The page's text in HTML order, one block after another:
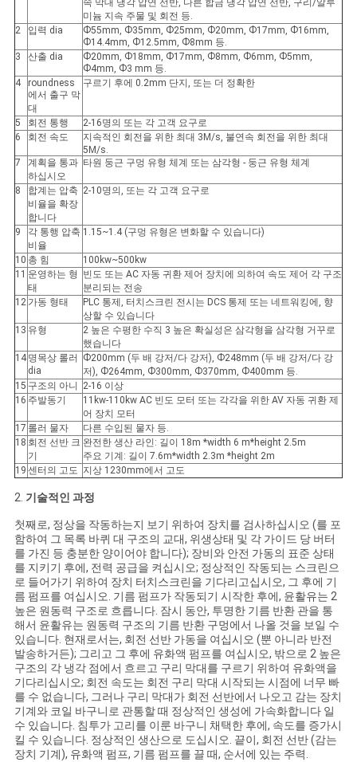
속 막대 냉각 압연 선반, 다른 합금 냉각 압연 선반, 구리/알루
미늄 지속 주물 및 회전 등.
2
입력 dia
Ф55mm, Ф35mm, Ф25mm, Ф20mm, Ф17mm, Ф16mm,
Ф14.4mm, Ф12.5mm, Ф8mm 등.
3
산출 dia
Ф20mm, Ф18mm, Ф17mm, Ф8mm, Ф6mm, Ф5mm,
Ф4mm, Ф3 mm 등.
4
roundness
에서 출구 막
대
구르기 후에 0.2mm 단지, 또는 더 정확한
5 회전 통행
2-16명의 또는 각 고객 요구로
6
회전 속도
지속적인 회전을 위한 최대 3M/s, 불연속 회전을 위한 최대
5M/s.
7
계획을 통과
하십시오
타원 둥근 구멍 유형 체계 또는 삼각형 - 둥근 유형 체계
8
합계는 압축
비율을 확장
합니다
2-10명의, 또는 각 고객 요구로
9
각 통행 압축
비율
1.15~1.4 (구멍 유형은 변화할 수 있습니다)
10 총 힘
100kw~500kw
11 운영하는 형
태
빈도 또는 AC 자동 귀환 제어 장치에 의하여 속도 제어 각 구조
분리되는 전송
12 가동 형태
PLC 통제, 터치스크린 전시는 DCS 통제 또는 네트워킹에, 향
상할 수 있습니다
13 유형
2 높은 수평한 수직 3 높은 확실성은 삼각형을 삼각형 거꾸로
했습니다
14 명목상 롤러
dia
Ф200mm (두 배 강저/다 강저), Ф248mm (두 배 강저/다 강
저), Ф264mm, Ф300mm, Ф370mm, Ф400mm 등.
15 구조의 아니
2-16 이상
16 주발동기
11kw-110kw AC 빈도 모터 또는 각각을 위한 AV 자동 귀환 제
어 장치 모터
17 롤러 물자
다른 수입된 물자 등.
18 회전 선반 크
기
완전한 생산 라인: 길이 18m *width 6 m*height 2.5m
주요 기계: 길이 7.6m*width 2.3m *height 2m
19 센터의 고도 지상 1230mm에서 고도
2. 기술적인 과정
첫째로, 정상을 작동하는지 보기 위하여 장치를 검사하십시오 (를 포
함하여 그 목록 바퀴 대 구조의 교대, 위생상태 및 각 가이드 당 버터
를 가진 등 충분한 양이어야 합니다); 장비와 안전 가동의 표준 상태
를 지키기 후에, 전력 공급을 켜십시오; 정상적인 작동되는 스크린으
로 들어가기 위하여 장치 터치스크린을 기다리고십시오, 그 후에 기
름 펌프를 여십시오. 기름 펌프가 작동되기 시작한 후에, 윤활유는 2
높은 원동력 구조로 흐릅니다. 잠시 동안, 투명한 기름 반환 관을 통
해서 윤활유는 원동력 구조의 기름 반환 구멍에서 나올 것을 보일 수
있습니다. 현재로서는, 회전 선반 가동을 여십시오 (뿐 아니라 반전
발송하거든); 그리고 그 후에 유화액 펌프를 여십시오, 밖으로 2 높은
구조의 각 냉각 점에서 흐르고 구리 막대를 구르기 위하여 유화액을
기다리십시오; 회전 속도는 회전 구리 막대 시작되는 시점에 너무 빠
를 수 없습니다, 그러나 구리 막대가 회전 선반에서 나오고 감는 장치
기계와 코일 바구니로 관통할 때 정상적인 생성에 가속화합니다 일
수 있습니다. 침투가 고리를 이룬 바구니 채택한 후에, 속도를 증가시
킬 수 있습니다. 정상적인 생산으로 도십시오. 끝이, 회전 선반 (감는
장치 기계), 유화액 펌프, 기름 펌프를 끌 때, 순서에 있는 주력.